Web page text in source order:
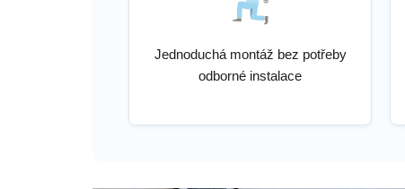
Jednoduchá montáž bez potřeby
odborné instalace